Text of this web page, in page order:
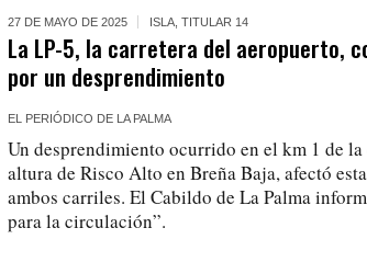
27 DE MAYO DE 2025 ISLA ,TITULAR 14
La LP-5, la carretera del aeropuerto,
por un desprendimiento
EL PERIÓDICO DE LA PALMA
Un desprendimiento ocurrido en el km 1 de
altura de Risco Alto en Breña Baja, afectó
ambos carriles. El Cabildo de La Palma
para la circulación”.